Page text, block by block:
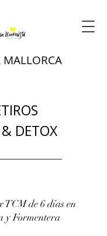
MALLORCA
DETOX
TCM de 6 días en
y Formentera